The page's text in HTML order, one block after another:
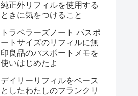
純正外リフィルを使用する
ときに気をつけること
トラベラーズノート パスポ
ートサイズのリフィルに無
印良品のパスポートメモを
使いはじめたよ
デイリーリフィルをベース
としたわたしのフランクリ